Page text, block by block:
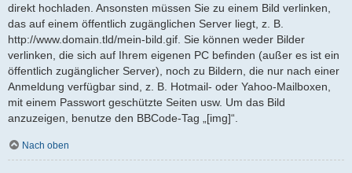
direkt hochladen. Ansonsten müssen Sie zu einem Bild verlinken,
das auf einem öffentlich zugänglichen Server liegt, z. B.
http://www.domain.tld/mein-bild.gif. Sie können weder Bilder
verlinken, die sich auf Ihrem eigenen PC befinden (außer es ist ein
öffentlich zugänglicher Server), noch zu Bildern, die nur nach einer
Anmeldung verfügbar sind, z. B. Hotmail- oder Yahoo-Mailboxen,
mit einem Passwort geschützte Seiten usw. Um das Bild
anzuzeigen, benutze den BBCode-Tag „[img]“.
Nach oben